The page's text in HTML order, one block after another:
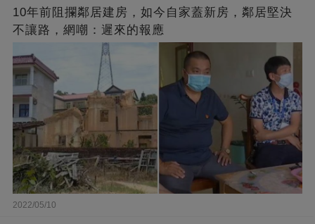
10年前阻攔鄰居建房，如今自家蓋新房，鄰居堅決
不讓路，網嘲：遲來的報應
2022/05/10